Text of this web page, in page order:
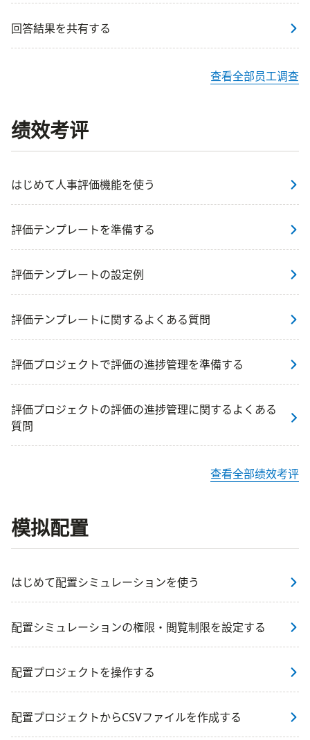
回答結果を共有する
查看全部员工调查
绩效考评
はじめて人事評価機能を使う
評価テンプレートを準備する
評価テンプレートの設定例
評価テンプレートに関するよくある質問
評価プロジェクトで評価の進捗管理を準備する
評価プロジェクトの評価の進捗管理に関するよくある
質問
查看全部绩效考评
模拟配置
はじめて配置シミュレーションを使う
配置シミュレーションの権限・閲覧制限を設定する
配置プロジェクトを操作する
配置プロジェクトからCSVファイルを作成する